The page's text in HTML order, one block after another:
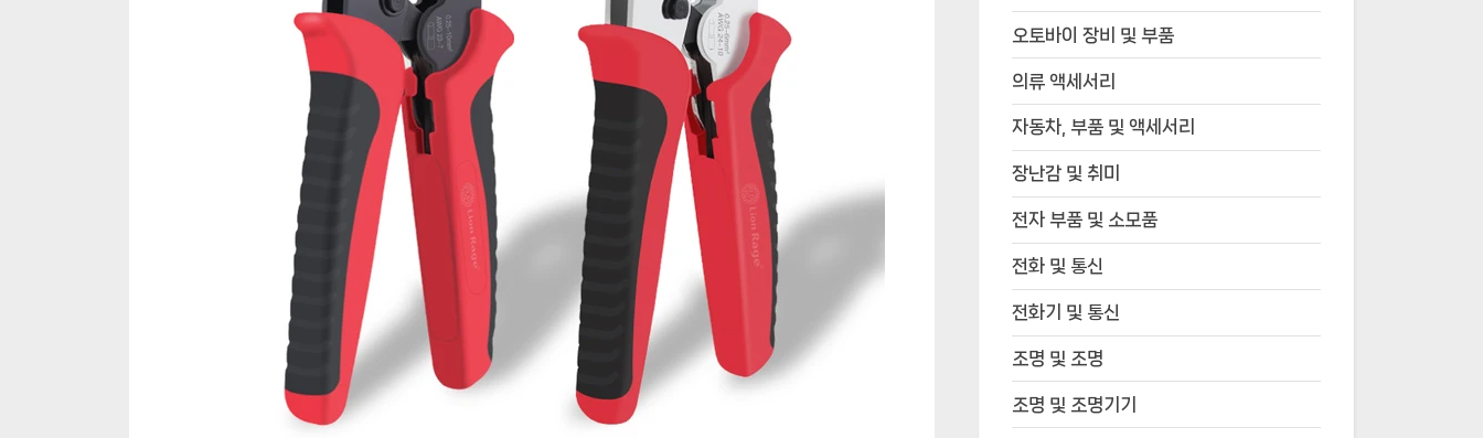
오토바이 장비 및 부품
의류 액세서리
자동차, 부품 및 액세서리
장난감 및 취미
전자 부품 및 소모품
전화 및 통신
전화기 및 통신
조명 및 조명
조명 및 조명기기